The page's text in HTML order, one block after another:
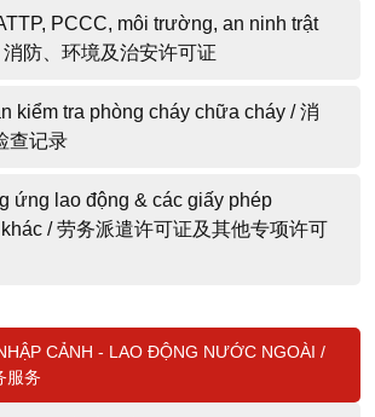
PCCC, môi trường, an ninh trật
防、环境及治安许可证
kiểm tra phòng cháy chữa cháy / 消
查记录
ứng lao động & các giấy phép
/ 劳务派遣许可证及其他专项许可
CẢNH - LAO ĐỘNG NƯỚC NGOÀI /
服务